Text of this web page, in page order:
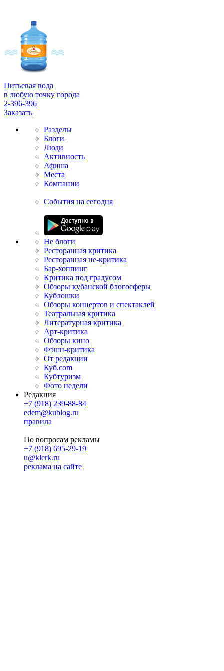
Питьевая вода
в любую точку города
2-396-396
Заказать
Разделы
Блоги
Люди
Активность
Афиша
Места
Компании
События на сегодня
Не блоги
Ресторанная критика
Ресторанная не-критика
Бар-хоппинг
Критика под градусом
Обзоры кубанской блогосферы
Кублошки
Обзоры концертов и спектаклей
Театральная критика
Литературная критика
Арт-критика
Обзоры кино
Фэшн-критика
От редакции
Куб.com
Кубтуризм
Фото недели
Редакция
+7 (918) 239-88-84
edem@kublog.ru
правила
По вопросам рекламы
+7 (918) 695-29-19
u@klerk.ru
реклама на сайте